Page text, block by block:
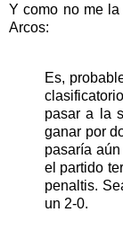
Y como no me
Arcos:
Es,
pasar a la
ganar por
pasaría
el partido
penaltis.
un 2-0.